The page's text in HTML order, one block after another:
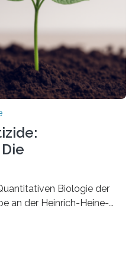
in Bernstein
Fossilfund einer
dar, denn…
Biologie der
an der Heinrich-Heine-
auf